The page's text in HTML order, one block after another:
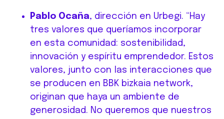
Pablo Ocaña, dirección en Urbegi. “Hay
tres valores que queríamos incorporar
en esta comunidad: sostenibilidad,
innovación y espíritu emprendedor. Estos
valores, junto con las interacciones que
se producen en BBK bizkaia network,
originan que haya un ambiente de
generosidad. No queremos que nuestros